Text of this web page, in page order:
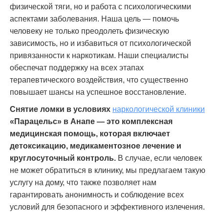
физической тяги, но и работа с психологическими
аспектами заболевания. Наша цель — помочь
человеку не только преодолеть физическую
зависимость, но и избавиться от психологической
привязанности к наркотикам. Наши специалисты
обеспечат поддержку на всех этапах
терапевтического воздействия, что существенно
повышает шансы на успешное восстановление.
Снятие ломки в условиях наркологической клиники
«Парацельс» в Анапе — это комплексная
медицинская помощь, которая включает
детоксикацию, медикаментозное лечение и
круглосуточный контроль. В случае, если человек
не может обратиться в клинику, мы предлагаем такую
услугу на дому, что также позволяет нам
гарантировать анонимность и соблюдение всех
условий для безопасного и эффективного излечения.